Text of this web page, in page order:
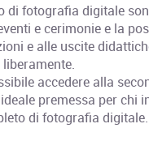
di fotografia digitale
e cerimonie e la
e alle uscite
accedere alla
premessa per
di fotografia digitale.